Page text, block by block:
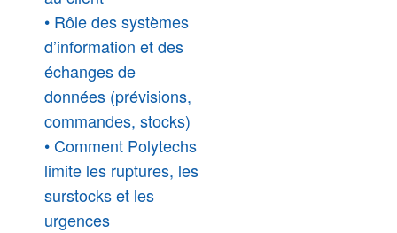
• Rôle des systèmes
d’information et des
échanges de
données (prévisions,
commandes, stocks)
• Comment Polytechs
limite les ruptures, les
surstocks et les
urgences